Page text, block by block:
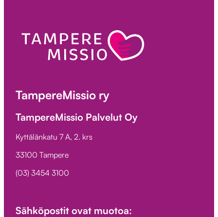
TampereMissio ry
TampereMissio Palvelut Oy
Kyttälänkatu 7 A, 2. krs
33100 Tampere
(03) 3454 3100
Sähköpostit ovat muotoa: